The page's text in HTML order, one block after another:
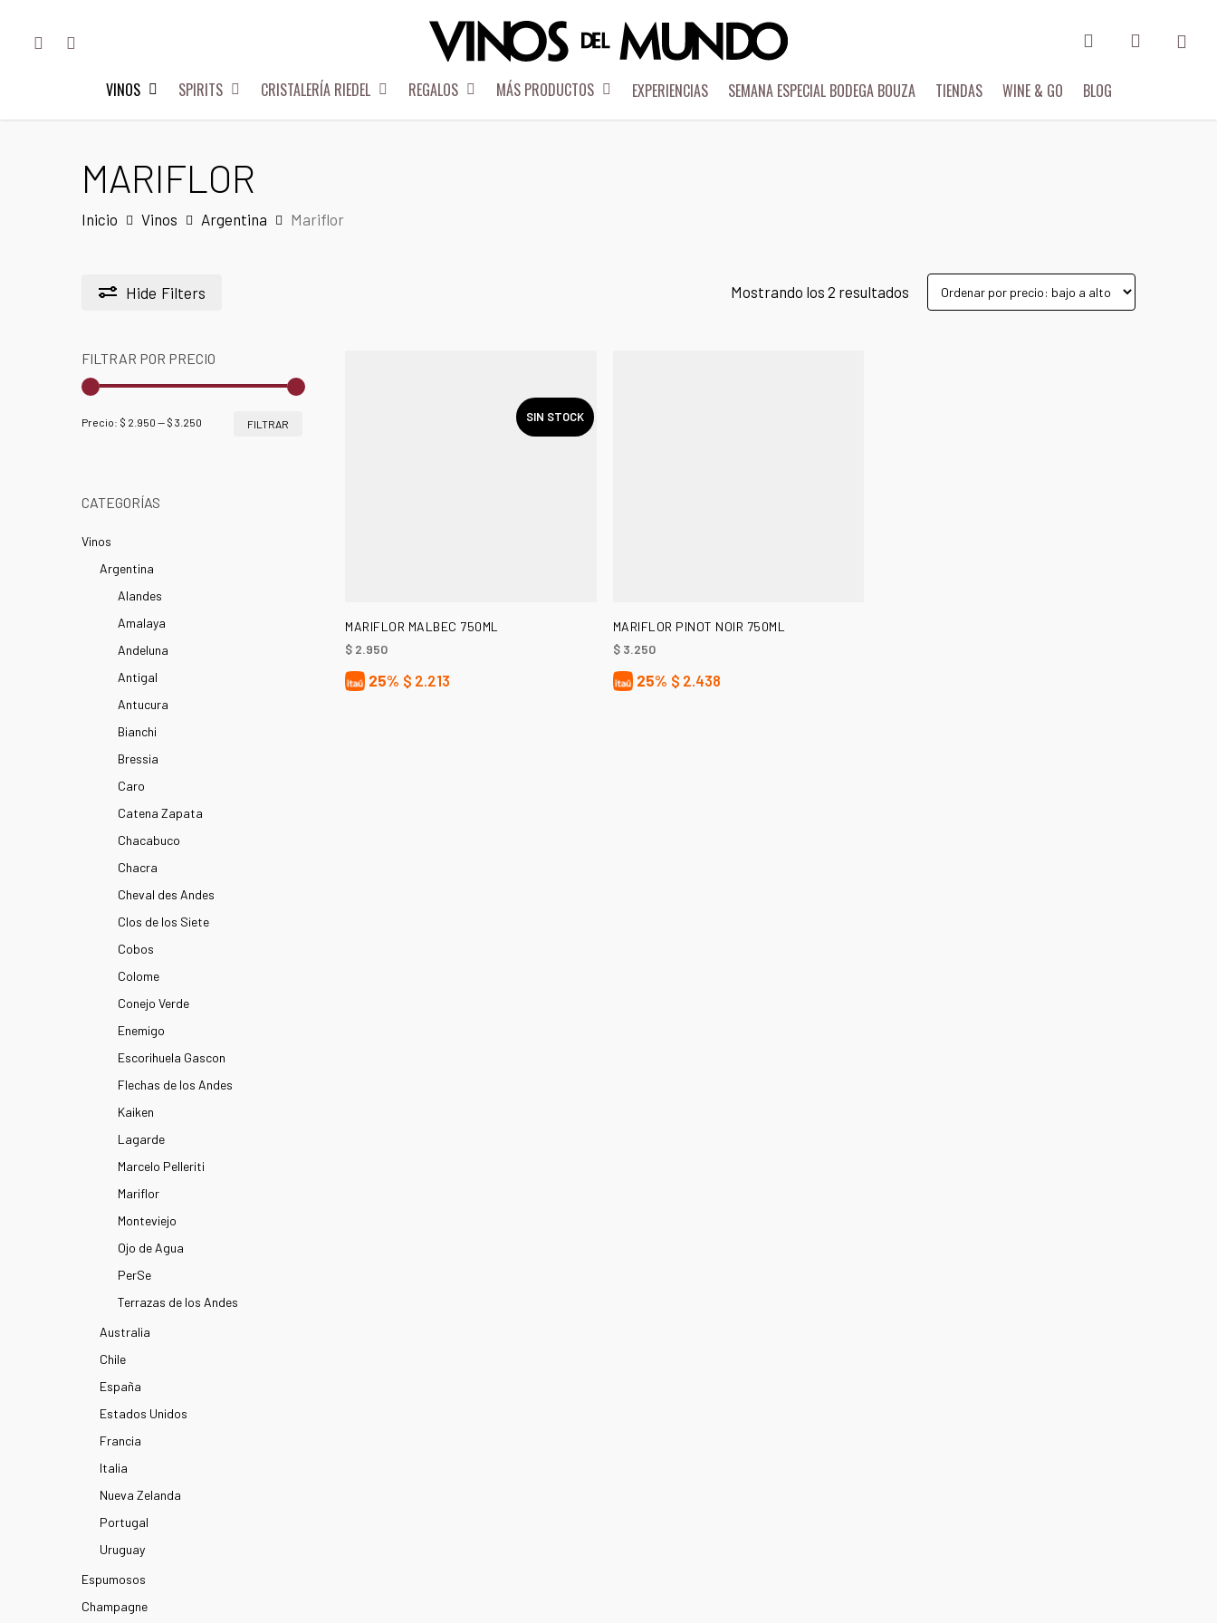
FACEBOOKINSTAGRAM
VINOS SPIRITS CRISTALERÍA RIEDEL REGALOS MÁS PRODUCTOS EXPERIENCIAS SEMANA ESPECIAL BODEGA BOUZA TIENDAS WINE & GO BLOG
MARIFLOR
Inicio Vinos Argentina Mariflor
Hide Filters Mostrando los 2 resultados
FILTRAR POR PRECIO
FILTRAR
Precio: $ 2.950 — $ 3.250
CATEGORÍAS
Vinos
Argentina
Alandes
Amalaya
Andeluna
Antigal
Antucura
Bianchi
Bressia
Caro
Catena Zapata
Chacabuco
Chacra
Cheval des Andes
Clos de los Siete
Cobos
Colome
Conejo Verde
Enemigo
Escorihuela Gascon
Flechas de los Andes
Kaiken
Lagarde
Marcelo Pelleriti
Mariflor
Monteviejo
Ojo de Agua
PerSe
Terrazas de los Andes
Australia
Chile
España
Estados Unidos
Francia
Italia
Nueva Zelanda
Portugal
Uruguay
Espumosos
Champagne
SIN STOCK
LEER MÁS
MARIFLOR MALBEC 750ML
$ 2.950
25% $ 2.213
AÑADIR AL CARRITO
MARIFLOR PINOT NOIR 750ML
$3.250
25% $ 2.438